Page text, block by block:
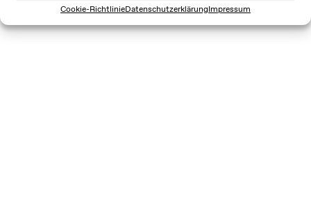
Cookie-RichtlinieDatenschutzerklärungImpressum